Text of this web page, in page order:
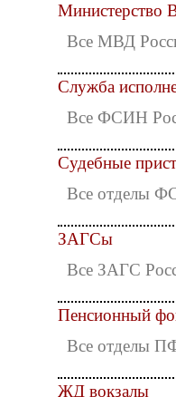
Министерство
Все МВД
Служба
Все ФСИН
Судебные
Все отделы
ЗАГСы
Все ЗАГС
Пенсионный
Все отделы
ЖД вокзалы